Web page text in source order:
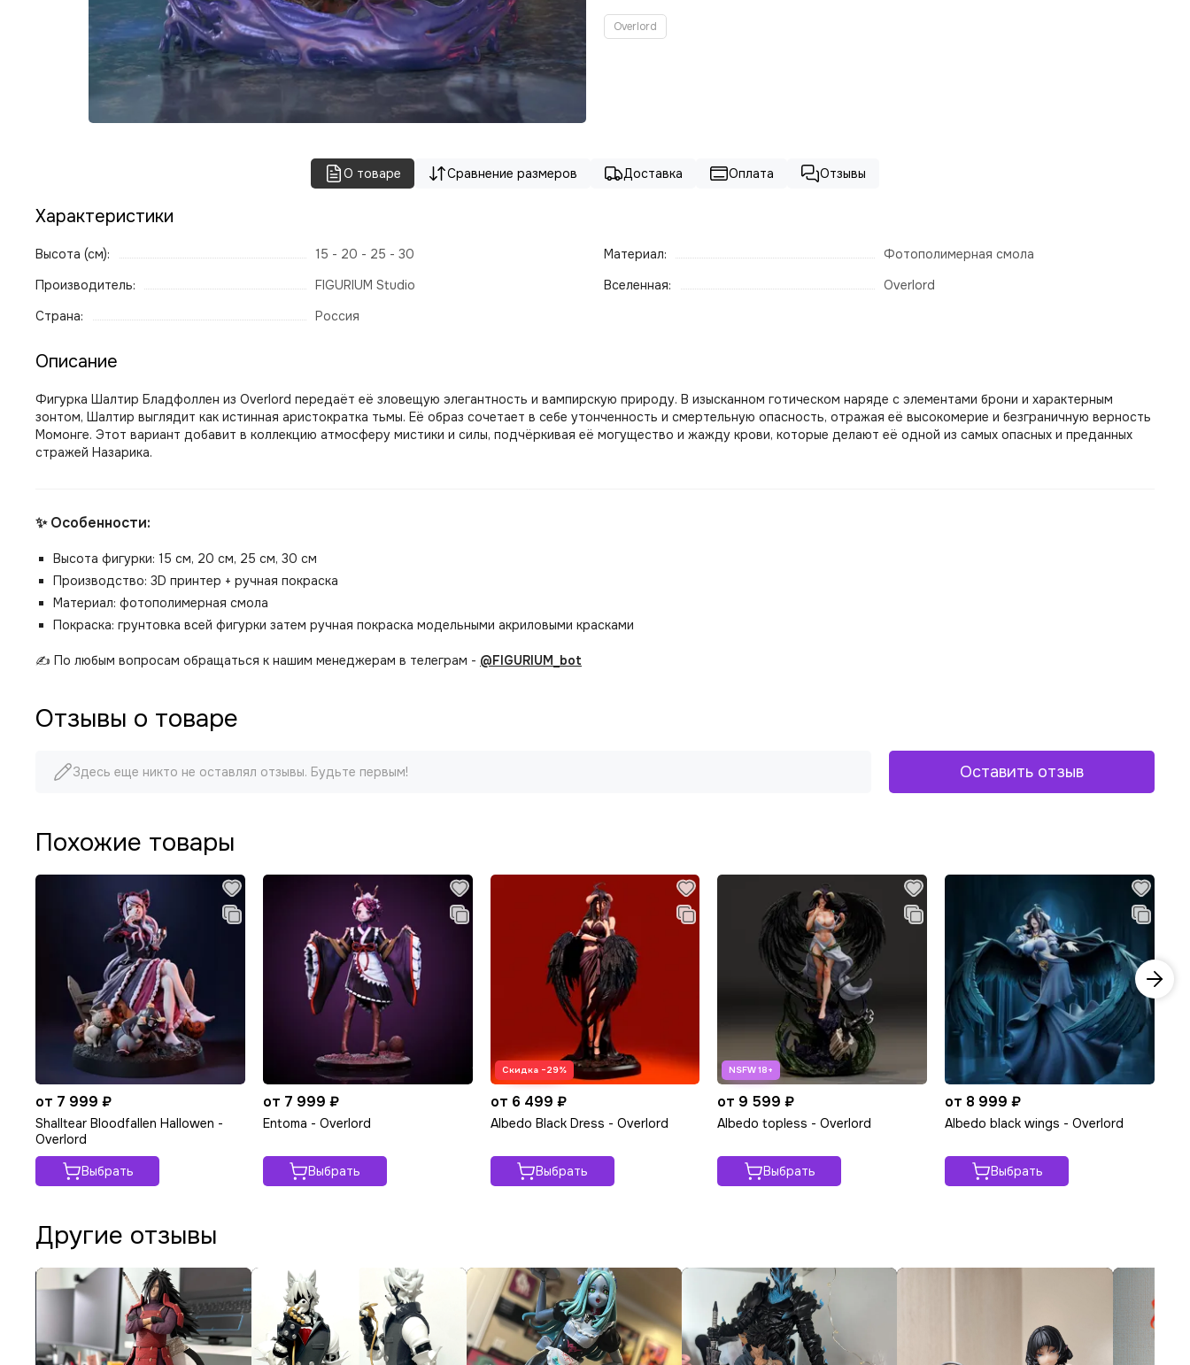
Overlord
О товаре Сравнение размеров Доставка Оплата Отзывы
Характеристики
Высота (см):
15 - 20 - 25 - 30
Производитель:
FIGURIUM Studio
Страна:
Россия
Материал:
Фотополимерная смола
Вселенная:
Overlord
Описание
Фигурка Шалтир Бладфоллен из Overlord передаёт её зловещую элегантность и вампирскую природу. В изысканном готическом наряде с элементами брони и характерным
зонтом, Шалтир выглядит как истинная аристократка тьмы. Её образ сочетает в себе утонченность и смертельную опасность, отражая её высокомерие и безграничную верность
Момонге. Этот вариант добавит в коллекцию атмосферу мистики и силы, подчёркивая её могущество и жажду крови, которые делают её одной из самых опасных и преданных
стражей Назарика.
✨ Особенности:
Высота фигурки: 15 см, 20 см, 25 см, 30 см
Производство: 3D принтер + ручная покраска
Материал: фотополимерная смола
Покраска: грунтовка всей фигурки затем ручная покраска модельными акриловыми красками
✍️ По любым вопросам обращаться к нашим менеджерам в телеграм - @FIGURIUM_bot
Отзывы о товаре
Здесь еще никто не оставлял отзывы. Будьте первым! Оставить отзыв
Похожие товары
от 7 999 ₽
Shalltear Bloodfallen Hallowen -
Overlord
Выбрать
от 7 999 ₽
Entoma - Overlord
Выбрать
Скидка −29%
от 6 499 ₽
Albedo Black Dress - Overlord
Выбрать
от 9 599 ₽
Albedo topless - Overlord
Выбрать
от 8 999 ₽
Albedo black wings - Overlord
Выбрать
Другие отзывы